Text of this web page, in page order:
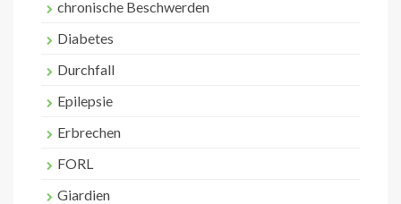
chronische Beschwerden
Diabetes
Durchfall
Epilepsie
Erbrechen
FORL
Giardien